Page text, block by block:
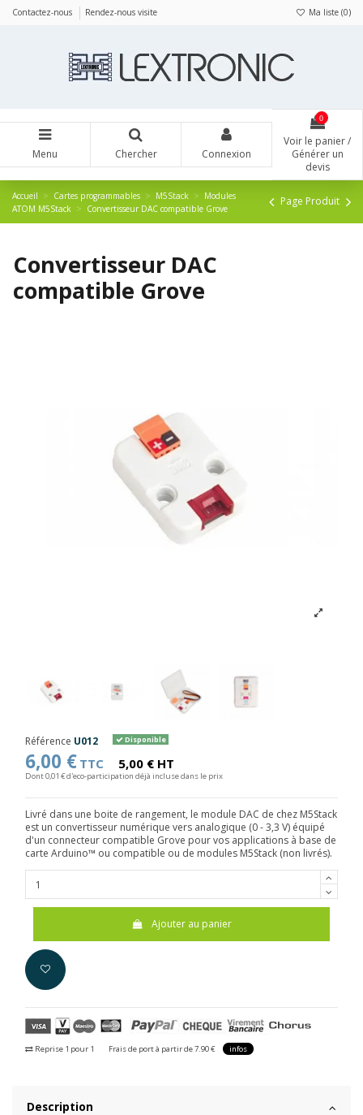
Contactez-nous Rendez-nous visite Ma liste (0)
Menu Chercher Connexion
0
Voir le panier /
Générer un
devis
Accueil Cartes programmables M5Stack
Modules
ATOM M5Stack
Convertisseur DAC compatible Grove
Page Produit
Convertisseur DAC
compatible Grove
Référence U012 Disponible
6,00 € TTC 5,00 € HT
Dont 0,01 € d'eco-participation déjà incluse dans le prix
Livré dans une boite de rangement, le module DAC de chez M5Stack
est un convertisseur numérique vers analogique (0 - 3,3 V) équipé
d'un connecteur compatible Grove pour vos applications à base de
carte Arduino™ ou compatible ou de modules M5Stack (non livrés).
Ajouter au panier
Reprise 1 pour 1 Frais de port à partir de 7.90 € infos
Description
Panneau de gestion des cookies